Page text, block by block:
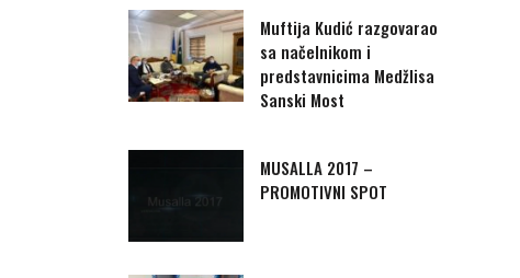
Muftija Kudić razgovarao
sa načelnikom i
predstavnicima Medžlisa
Sanski Most
MUSALLA 2017 –
PROMOTIVNI SPOT